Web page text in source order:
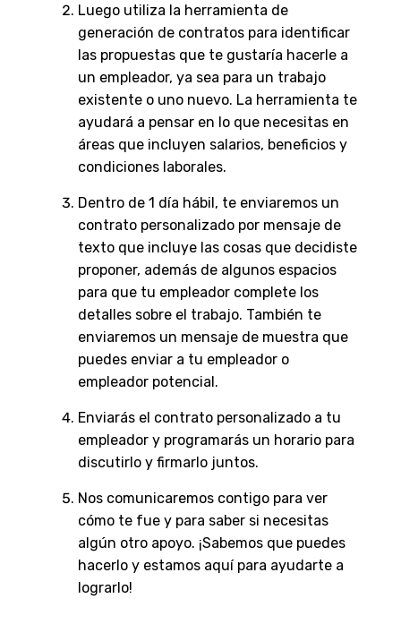
Luego utiliza la herramienta de
generación de contratos para identificar
las propuestas que te gustaría hacerle a
un empleador, ya sea para un trabajo
existente o uno nuevo. La herramienta te
ayudará a pensar en lo que necesitas en
áreas que incluyen salarios, beneficios y
condiciones laborales.
Dentro de 1 día hábil, te enviaremos un
contrato personalizado por mensaje de
texto que incluye las cosas que decidiste
proponer, además de algunos espacios
para que tu empleador complete los
detalles sobre el trabajo. También te
enviaremos un mensaje de muestra que
puedes enviar a tu empleador o
empleador potencial.
Enviarás el contrato personalizado a tu
empleador y programarás un horario para
discutirlo y firmarlo juntos.
Nos comunicaremos contigo para ver
cómo te fue y para saber si necesitas
algún otro apoyo. ¡Sabemos que puedes
hacerlo y estamos aquí para ayudarte a
lograrlo!